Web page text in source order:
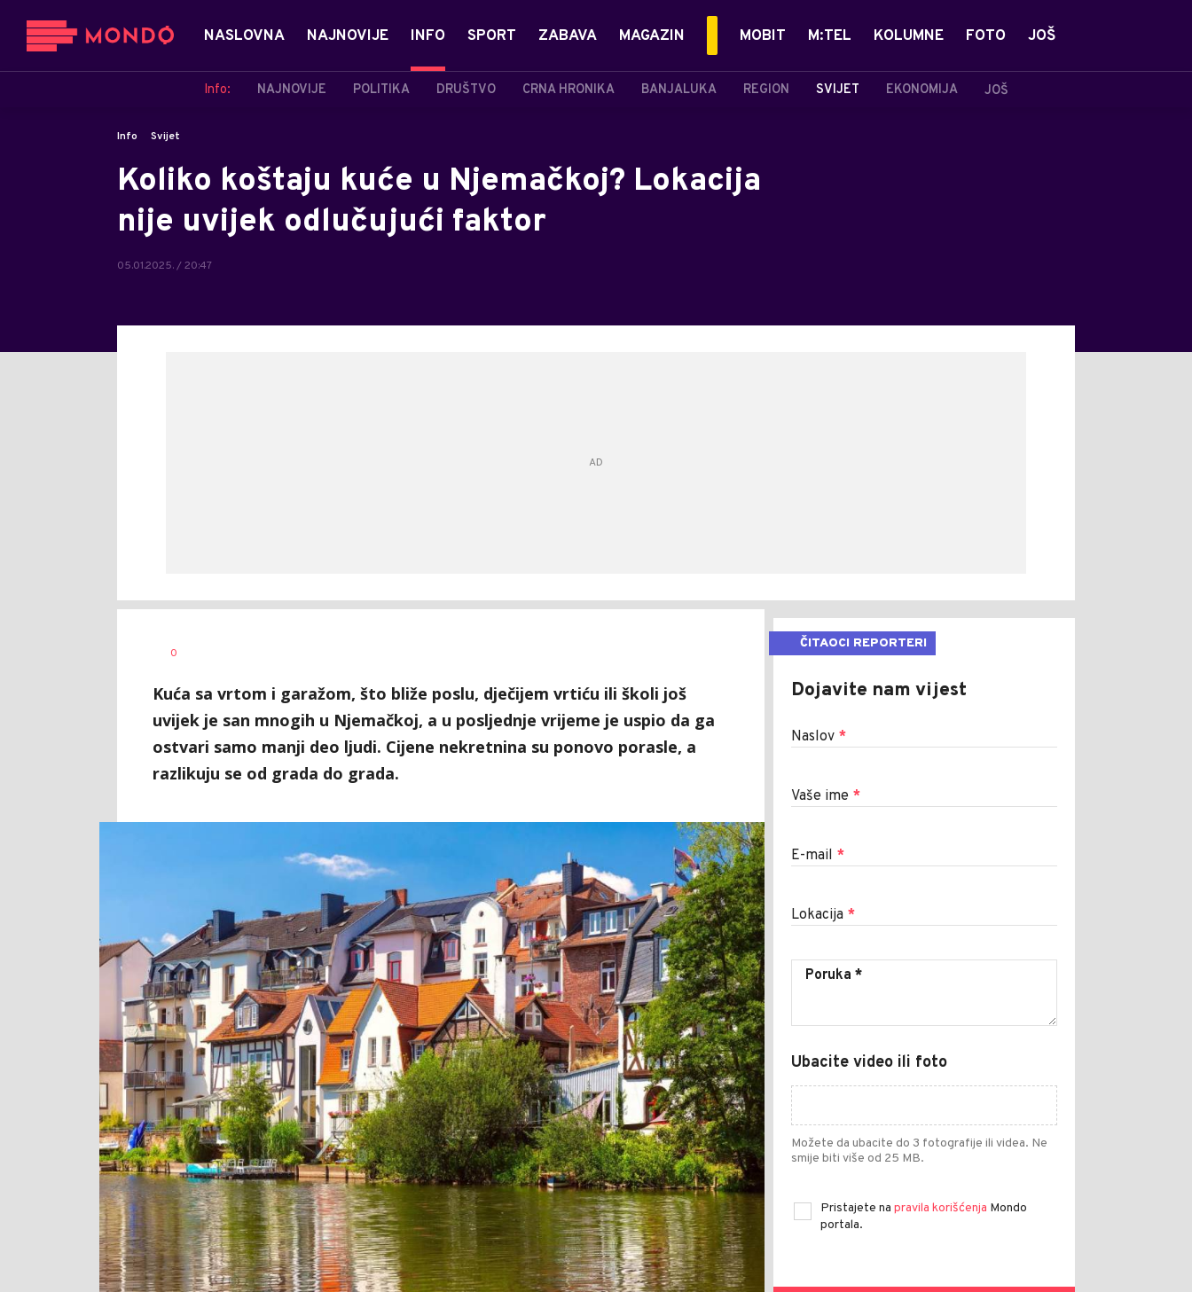
NASLOVNA NAJNOVIJE INFO
Info: NAJNOVIJE POLITIKA DRUŠTVO CRNA HRONIKA BANJALUKA REGION SVIJET EKONOMIJA JOŠ
SPORT ZABAVA MAGAZIN MOBIT M:TEL KOLUMNE FOTO JOŠ
Info Svijet
Koliko koštaju kuće u Njemačkoj? Lokacija
nije uvijek odlučujući faktor
05.01.2025. / 20:47
0
Kuća sa vrtom i garažom, što bliže poslu, dječijem vrtiću ili školi još
uvijek je san mnogih u Njemačkoj, a u posljednje vrijeme je uspio da ga
ostvari samo manji deo ljudi. Cijene nekretnina su ponovo porasle, a
razlikuju se od grada do grada.
ČITAOCI REPORTERI
Dojavite nam vijest
Naslov *
Vaše ime *
E-mail *
Lokacija *
Ubacite video ili foto
Možete da ubacite do 3 fotografije ili videa. Ne
smije biti više od 25 MB.
Pristajete na pravila korišćenja Mondo
portala.